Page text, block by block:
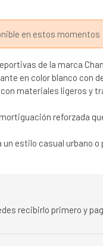
en estos momentos
de la marca
en color blanco con
materiales ligeros y
reforzada
un estilo casual urbano
recibirlo primero y